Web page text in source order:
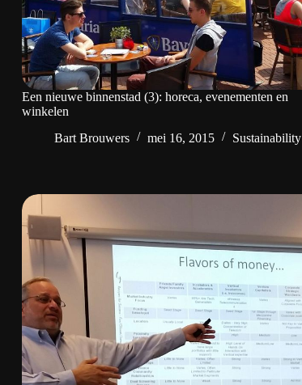
Een nieuwe binnenstad (3): horeca, evenementen en
winkelen
Bart Brouwers
mei 16, 2015 Sustainability